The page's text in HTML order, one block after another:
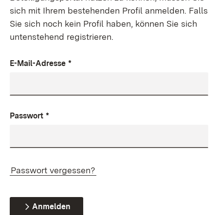
sich mit Ihrem bestehenden Profil anmelden. Falls
Sie sich noch kein Profil haben, können Sie sich
untenstehend registrieren.
E-Mail-Adresse *
Passwort *
Passwort vergessen?
Anmelden